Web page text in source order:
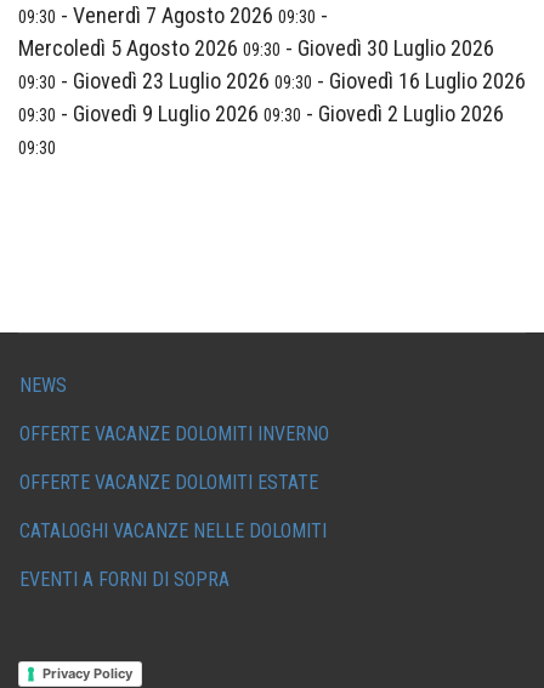
09:30 - Venerdì 7 Agosto 2026 09:30 -
Mercoledì 5 Agosto 2026 09:30 - Giovedì 30 Luglio 2026
09:30 - Giovedì 23 Luglio 2026 09:30 - Giovedì 16 Luglio 2026
09:30 - Giovedì 9 Luglio 2026 09:30 - Giovedì 2 Luglio 2026
09:30
NEWS
OFFERTE VACANZE DOLOMITI INVERNO
OFFERTE VACANZE DOLOMITI ESTATE
CATALOGHI VACANZE NELLE DOLOMITI
EVENTI A FORNI DI SOPRA
Privacy Policy